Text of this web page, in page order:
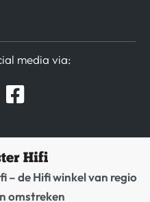
media via:
– de Hifi winkel van regio
omstreken